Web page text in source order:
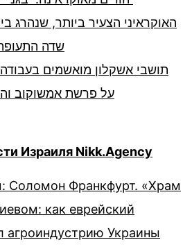
שדה
תושבי אשקלון מואשמים
על פרשת אמשוקוב
Израиля Nikk.Agency
Соломон Франкфурт. «Храм
как еврейский
агроиндустрию Украины